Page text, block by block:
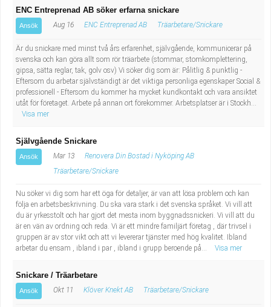
ENC Entreprenad AB söker erfarna snickare
Ansök Aug 16 ENC Entreprenad AB Träarbetare/Snickare
Är du snickare med minst två års erfarenhet, självgående, kommunicerar på
svenska och kan göra allt som rör träarbete (stommar, stomkomplettering,
gipsa, sätta reglar, tak, golv osv) Vi söker dig som är: Pålitlig & punktlig -
Eftersom du arbetar självständigt är det viktiga personliga egenskaper Social &
professionell - Eftersom du kommer ha mycket kundkontakt och vara ansiktet
utåt för företaget. Arbete på annan ort förekommer. Arbetsplatser är i Stockh...
Visa mer
Självgående Snickare
Ansök Mar 13
Renovera Din Bostad i Nyköping AB
Träarbetare/Snickare
Nu söker vi dig som har ett öga för detaljer, är van att lösa problem och kan
följa en arbetsbeskrivning. Du ska vara stark i det svenska språket. Vi vill att
du är yrkesstolt och har gjort det mesta inom byggnadssnickeri. Vi vill att du
är en vän av ordning och reda. Vi är ett mindre familjärt företag , där trivsel i
gruppen är av stor vikt och att vi levererar tjänster med hög kvalitet. Ibland
arbetar du ensam , ibland i par , ibland i grupp beroende på...
Visa mer
Snickare / Träarbetare
Ansök Okt 11 Klöver Knekt AB Träarbetare/Snickare